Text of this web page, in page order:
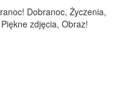
Dobranoc, Życzenia,
zdjęcia, Obraz!